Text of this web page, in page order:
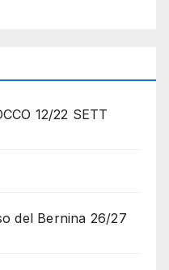
12/22 SETT
del Bernina 26/27